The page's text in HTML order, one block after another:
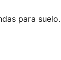
para suelo.